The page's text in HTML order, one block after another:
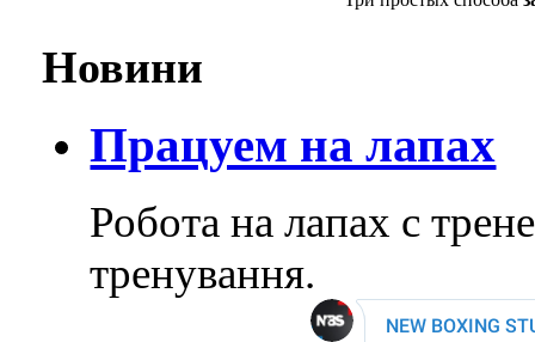
Новини
Працуем на лапах
Робота на лапах с
тренування.